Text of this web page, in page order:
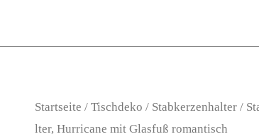
Startseite /Tischdeko / Stabkerzenhalter /
lter, Hurricane mit Glasfuß romantisch